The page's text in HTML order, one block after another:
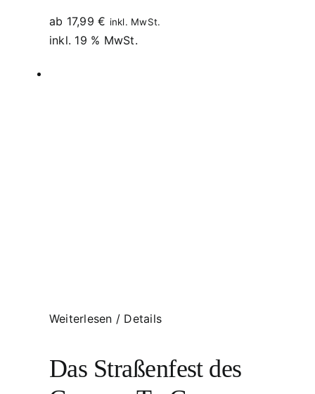
ab 17,99€ inkl. MwSt.
inkl. 19 % MwSt.
Weiterlesen / Details
Das Straßenfest des